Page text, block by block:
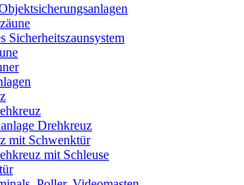
Sicherheitszaunsystem
Drehkreuz
mit Schwenktür
mit Schleuse